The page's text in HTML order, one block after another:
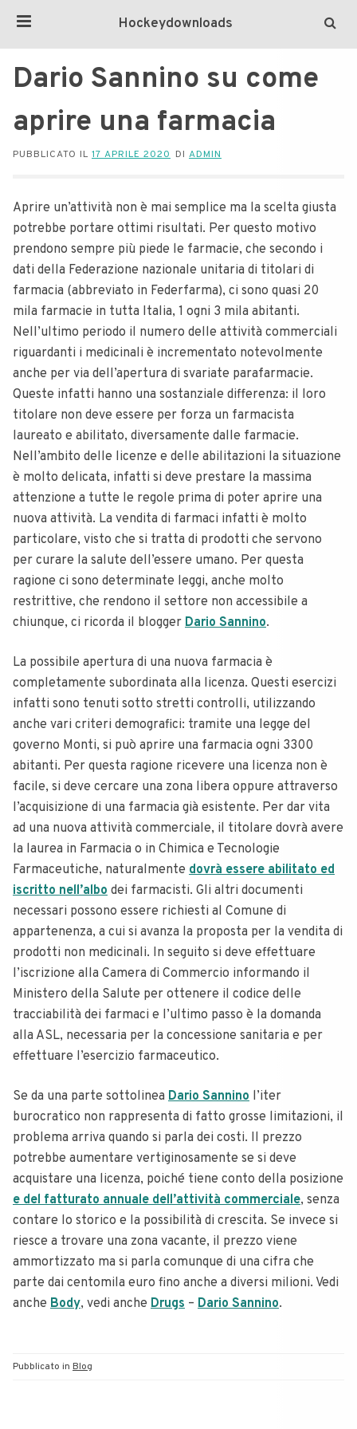
Hockeydownloads
Dario Sannino su come
aprire una farmacia
PUBBLICATO IL 17 APRILE 2020 DI ADMIN
Aprire un’attività non è mai semplice ma la scelta giusta
potrebbe portare ottimi risultati. Per questo motivo
prendono sempre più piede le farmacie, che secondo i
dati della Federazione nazionale unitaria di titolari di
farmacia (abbreviato in Federfarma), ci sono quasi 20
mila farmacie in tutta Italia, 1 ogni 3 mila abitanti.
Nell’ultimo periodo il numero delle attività commerciali
riguardanti i medicinali è incrementato notevolmente
anche per via dell’apertura di svariate parafarmacie.
Queste infatti hanno una sostanziale differenza: il loro
titolare non deve essere per forza un farmacista
laureato e abilitato, diversamente dalle farmacie.
Nell’ambito delle licenze e delle abilitazioni la situazione
è molto delicata, infatti si deve prestare la massima
attenzione a tutte le regole prima di poter aprire una
nuova attività. La vendita di farmaci infatti è molto
particolare, visto che si tratta di prodotti che servono
per curare la salute dell’essere umano. Per questa
ragione ci sono determinate leggi, anche molto
restrittive, che rendono il settore non accessibile a
chiunque, ci ricorda il blogger Dario Sannino.
La possibile apertura di una nuova farmacia è
completamente subordinata alla licenza. Questi esercizi
infatti sono tenuti sotto stretti controlli, utilizzando
anche vari criteri demografici: tramite una legge del
governo Monti, si può aprire una farmacia ogni 3300
abitanti. Per questa ragione ricevere una licenza non è
facile, si deve cercare una zona libera oppure attraverso
l’acquisizione di una farmacia già esistente. Per dar vita
ad una nuova attività commerciale, il titolare dovrà avere
la laurea in Farmacia o in Chimica e Tecnologie
Farmaceutiche, naturalmente dovrà essere abilitato ed
iscritto nell’albo dei farmacisti. Gli altri documenti
necessari possono essere richiesti al Comune di
appartenenza, a cui si avanza la proposta per la vendita di
prodotti non medicinali. In seguito si deve effettuare
l’iscrizione alla Camera di Commercio informando il
Ministero della Salute per ottenere il codice delle
tracciabilità dei farmaci e l’ultimo passo è la domanda
alla ASL, necessaria per la concessione sanitaria e per
effettuare l’esercizio farmaceutico.
Se da una parte sottolinea Dario Sannino l’iter
burocratico non rappresenta di fatto grosse limitazioni, il
problema arriva quando si parla dei costi. Il prezzo
potrebbe aumentare vertiginosamente se si deve
acquistare una licenza, poiché tiene conto della posizione
e del fatturato annuale dell’attività commerciale, senza
contare lo storico e la possibilità di crescita. Se invece si
riesce a trovare una zona vacante, il prezzo viene
ammortizzato ma si parla comunque di una cifra che
parte dai centomila euro fino anche a diversi milioni. Vedi
anche Body, vedi anche Drugs – Dario Sannino.
Pubblicato in Blog